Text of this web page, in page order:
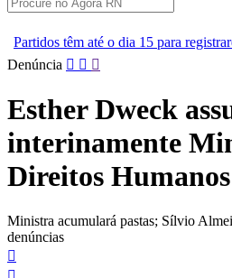
15 para registrarem candidaturas nos
Pular
conteúdo
Denúncia
Esther Dweck
interinamente
Direitos Humanos
Ministra acumulará pastas; Sílvio
denúncias